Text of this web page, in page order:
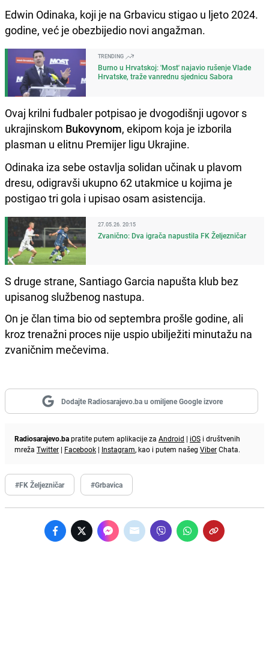
Edwin Odinaka, koji je na Grbavicu stigao u ljeto 2024.
godine, već je obezbijedio novi angažman.
TRENDING
Burno u Hrvatskoj: 'Most' najavio rušenje Vlade
Hrvatske, traže vanrednu sjednicu Sabora
Ovaj krilni fudbaler potpisao je dvogodišnji ugovor s
ukrajinskom Bukovynom, ekipom koja je izborila
plasman u elitnu Premijer ligu Ukrajine.
Odinaka iza sebe ostavlja solidan učinak u plavom
dresu, odigravši ukupno 62 utakmice u kojima je
postigao tri gola i upisao osam asistencija.
27.05.26. 20:15
Zvanično: Dva igrača napustila FK Željezničar
S druge strane, Santiago Garcia napušta klub bez
upisanog službenog nastupa.
On je član tima bio od septembra prošle godine, ali
kroz trenažni proces nije uspio ubilježiti minutažu na
zvaničnim mečevima.
Dodajte Radiosarajevo.ba u omiljene Google izvore
Radiosarajevo.bapratite putem aplikacije za Android | iOS i društvenih
mreža Twitter | Facebook | Instagram, kao i putem našeg ViberChata.
#FK Željezničar #Grbavica